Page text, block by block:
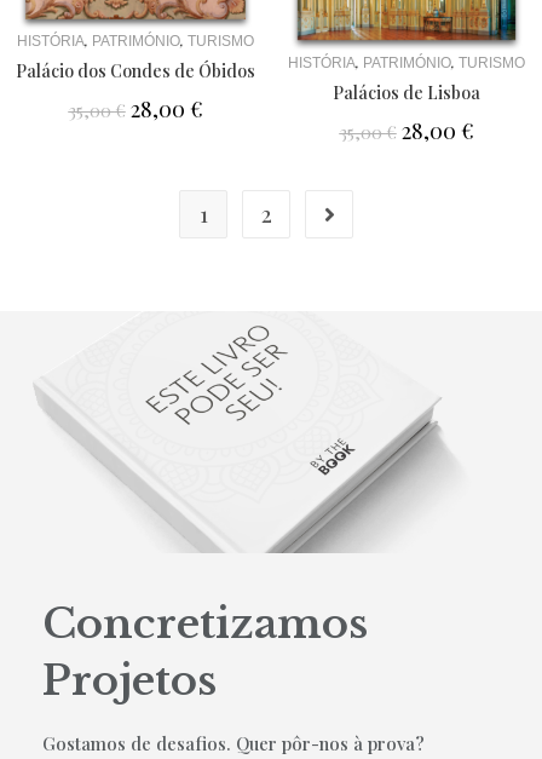
HISTÓRIA, PATRIMÓNIO, TURISMO
Palácio dos Condes de Óbidos
35,00€ 28,00 €
HISTÓRIA, PATRIMÓNIO, TURISMO
Palácios de Lisboa
35,00€ 28,00 €
1 2
Concretizamos
Projetos
Gostamos de desafios. Quer pôr-nos à prova?